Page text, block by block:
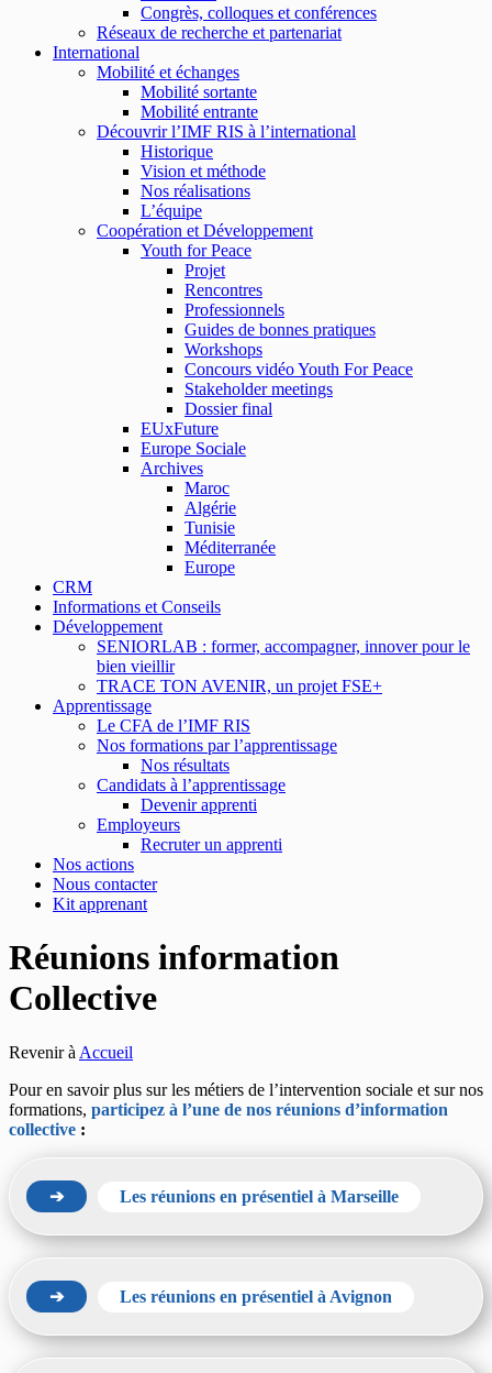
Congrès, colloques et conférences
Réseaux de recherche et partenariat
International
Mobilité et échanges
Mobilité sortante
Mobilité entrante
Découvrir l’IMF RIS à l’international
Historique
Vision et méthode
Nos réalisations
L’équipe
Coopération et Développement
Youth for Peace
Projet
Rencontres
Professionnels
Guides de bonnes pratiques
Workshops
Concours vidéo Youth For Peace
Stakeholder meetings
Dossier final
EUxFuture
Europe Sociale
Archives
Maroc
Algérie
Tunisie
Méditerranée
Europe
CRM
Informations et Conseils
Développement
SENIORLAB : former, accompagner, innover pour le
bien vieillir
TRACE TON AVENIR, un projet FSE+
Apprentissage
Le CFA de l’IMF RIS
Nos formations par l’apprentissage
Nos résultats
Candidats à l’apprentissage
Devenir apprenti
Employeurs
Recruter un apprenti
Nos actions
Nous contacter
Kit apprenant
Réunions information
Collective
Revenir à Accueil
Pour en savoir plus sur les métiers de l’intervention sociale et sur nos
formations, participez à l’une de nos réunions d’information
collective :
➔ Les réunions en présentiel à Marseille
➔ Les réunions en présentiel à Avignon